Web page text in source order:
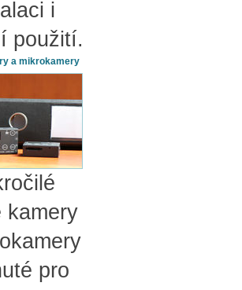
i
použití.
a mikrokamery
kamery
pro